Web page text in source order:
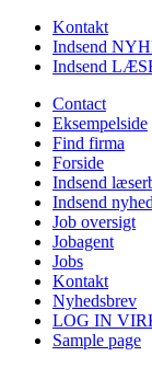
Kontakt
Indsend
Indsend
Contact
Eksempelside
Find firma
Forside
Indsend
Indsend nyhed
Job oversigt
Jobagent
Jobs
Kontakt
Nyhedsbrev
LOG IN
Sample page